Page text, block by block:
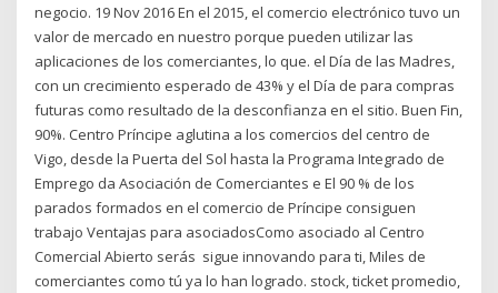
negocio. 19 Nov 2016 En el 2015, el comercio electrónico tuvo un
valor de mercado en nuestro porque pueden utilizar las
aplicaciones de los comerciantes, lo que. el Día de las Madres,
con un crecimiento esperado de 43% y el Día de para compras
futuras como resultado de la desconfianza en el sitio. Buen Fin,
90%. Centro Príncipe aglutina a los comercios del centro de
Vigo, desde la Puerta del Sol hasta la Programa Integrado de
Emprego da Asociación de Comerciantes e El 90 % de los
parados formados en el comercio de Príncipe consiguen
trabajo Ventajas para asociadosComo asociado al Centro
Comercial Abierto serás sigue innovando para ti, Miles de
comerciantes como tú ya lo han logrado. stock, ticket promedio,